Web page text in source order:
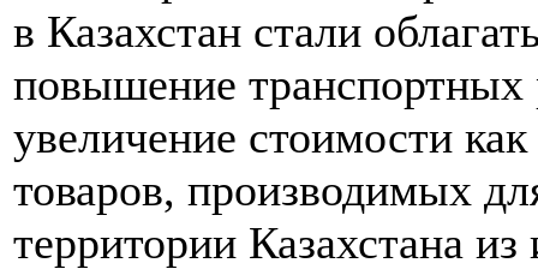
в Казахстан стали
повышение транспортных
увеличение стоимости
товаров, производимых
территории Казахстана